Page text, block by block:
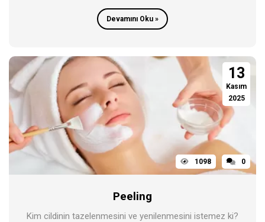
Devamını Oku »
13
Kasım
2025
1098 0
Peeling
Kim cildinin tazelenmesini ve yenilenmesini istemez ki?